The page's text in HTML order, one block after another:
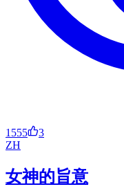
1555
3
ZH
女神的旨意